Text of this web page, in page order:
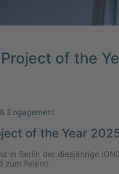
of the
Engagement
of the Year
in Berlin der diesjährige
zum Feiern!